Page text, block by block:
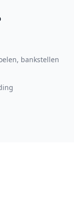
bankstellen